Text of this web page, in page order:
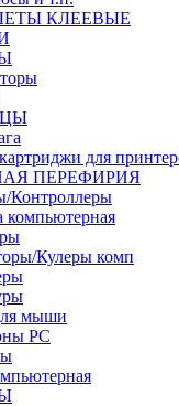
КЛЕЕВЫЕ
для
ПЕРЕФИРИЯ
Контроллеры
компьютерная
Кулеры комп
мыши
PC